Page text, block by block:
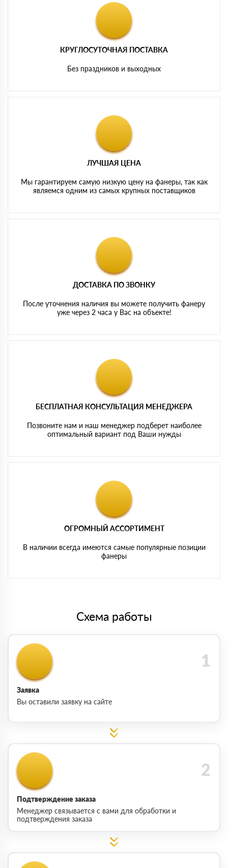
КРУГЛОСУТОЧНАЯ ПОСТАВКА
Без праздников и выходных
ЛУЧШАЯ ЦЕНА
Мы гарантируем самую низкую цену на фанеры, так как
являемся одним из самых крупных поставщиков
ДОСТАВКА ПО ЗВОНКУ
После уточнения наличия вы можете получить фанеру
уже через 2 часа у Вас на объекте!
БЕСПЛАТНАЯ КОНСУЛЬТАЦИЯ МЕНЕДЖЕРА
Позвоните нам и наш менеджер подберет наиболее
оптимальный вариант под Ваши нужды
ОГРОМНЫЙ АССОРТИМЕНТ
В наличии всегда имеются самые популярные позиции
фанеры
Схема работы
Заявка
Вы оставили заявку на сайте
Подтверждение заказа
Менеджер связывается с вами для обработки и
подтверждения заказа